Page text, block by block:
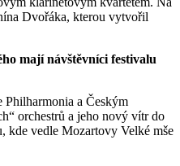
Dvořáka, kterou vytvořil
mají návštěvníci festivalu
Philharmonia a Českým
orchestrů a jeho nový vítr do
kde vedle Mozartovy Velké mše